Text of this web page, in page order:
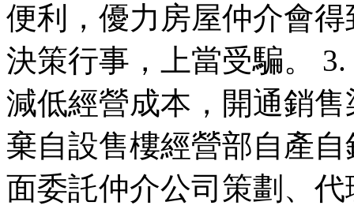
便利，優力房屋仲介會
決策行事，上當受騙。
減低經營成本，開通銷
棄自設售樓經營部自產
面委託仲介公司策劃、